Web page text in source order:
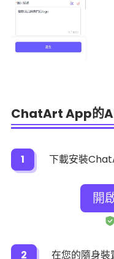
ChatArt App的AI
1 下載安裝
開
2
在您的隨身